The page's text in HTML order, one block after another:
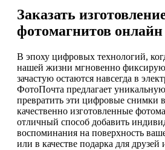
Заказать
фотомагнитов онлайн
В эпоху цифровых технологий,
нашей жизни мгновенно
зачастую остаются навсегда в
ФотоПочта предлагает
превратить эти цифровые снимки
качественно изготовленные
отличный способ добавить
воспоминания на поверхность
или в качестве подарка для друзей